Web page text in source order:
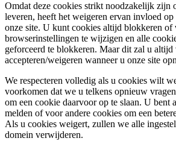
Omdat deze cookies strikt noodzakelijk zijn
leveren, heeft het weigeren ervan invloed
onze site. U kunt cookies altijd blokkeren
browserinstellingen te wijzigen en alle
geforceerd te blokkeren. Maar dit zal u altijd
accepteren/weigeren wanneer u onze site
We respecteren volledig als u cookies wilt
voorkomen dat we u telkens opnieuw
om een cookie daarvoor op te slaan. U bent
melden of voor andere cookies om een
Als u cookies weigert, zullen we alle
domein verwijderen.